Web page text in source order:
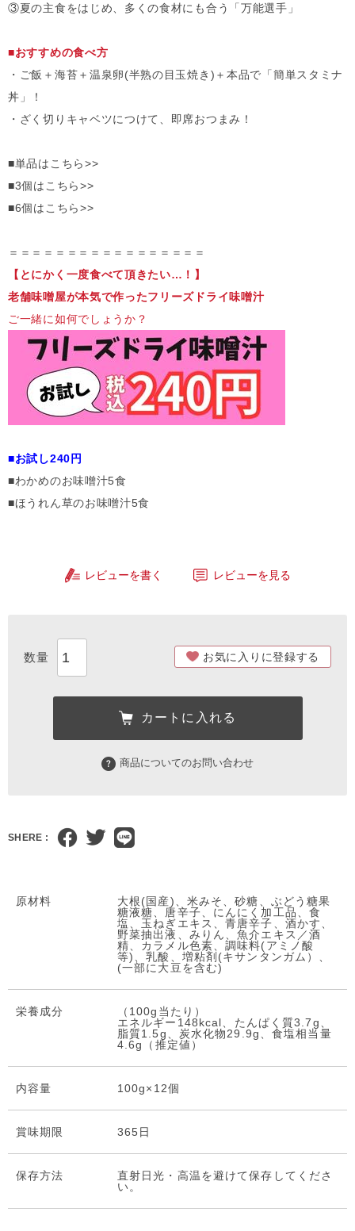
③夏の主食をはじめ、多くの食材にも合う「万能選手」
■おすすめの食べ方
・ご飯＋海苔＋温泉卵(半熟の目玉焼き)＋本品で「簡単スタミナ
丼」！
・ざく切りキャベツにつけて、即席おつまみ！
■単品はこちら>>
■3個はこちら>>
■6個はこちら>>
＝＝＝＝＝＝＝＝＝＝＝＝＝＝＝＝＝
【とにかく一度食べて頂きたい…！】
老舗味噌屋が本気で作ったフリーズドライ味噌汁
ご一緒に如何でしょうか？
■お試し240円
■わかめのお味噌汁5食
■ほうれん草のお味噌汁5食
レビューを書く レビューを見る
お気に入りに登録する
カートに入れる
商品についてのお問い合わせ
SHERE :
原材料
大根(国産)、米みそ、砂糖、ぶどう糖果
糖液糖、唐辛子、にんにく加工品、食
塩、玉ねぎエキス、青唐辛子、酒かす、
野菜抽出液、みりん、魚介エキス／酒
精、カラメル色素、調味料(アミノ酸
等)、乳酸、増粘剤(キサンタンガム）、
(一部に大豆を含む)
栄養成分
（100g当たり）
エネルギー148kcal、たんぱく質3.7g、
脂質1.5g、炭水化物29.9g、食塩相当量
4.6g（推定値）
内容量 100g×12個
賞味期限 365日
保存⽅法
直射日光・高温を避けて保存してくださ
い。